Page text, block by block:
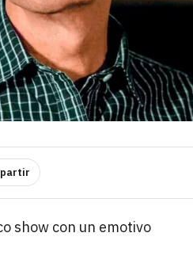
show con un emotivo